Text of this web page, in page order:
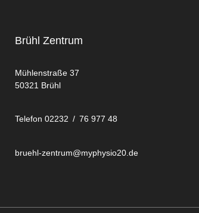
Brühl Zentrum
Mühlenstraße 37
50321 Brühl
Telefon 02232 / 76 977 48
bruehl-zentrum@myphysio20.de